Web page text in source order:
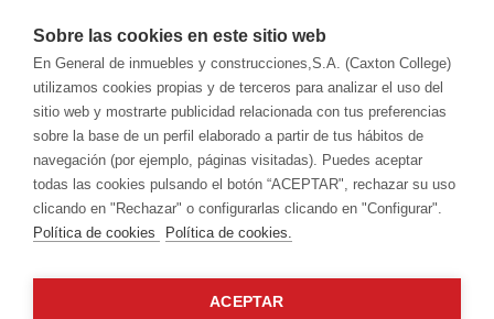
Sobre las cookies en este sitio web
En General de inmuebles y construcciones,S.A. (Caxton College)
utilizamos cookies propias y de terceros para analizar el uso del
sitio web y mostrarte publicidad relacionada con tus preferencias
sobre la base de un perfil elaborado a partir de tus hábitos de
navegación (por ejemplo, páginas visitadas). Puedes aceptar
todas las cookies pulsando el botón “ACEPTAR", rechazar su uso
clicando en "Rechazar" o configurarlas clicando en "Configurar".
Política de cookies
Política de cookies.
ACEPTAR